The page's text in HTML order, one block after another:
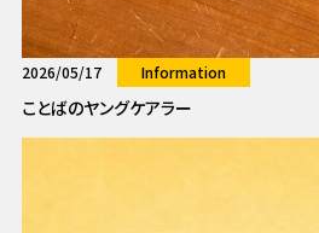
2026/05/17 Information
ことばのヤングケアラー